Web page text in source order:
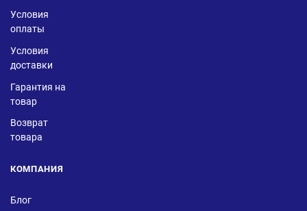
Условия
оплаты
Условия
доставки
Гарантия на
товар
Возврат
товара
КОМПАНИЯ
Блог